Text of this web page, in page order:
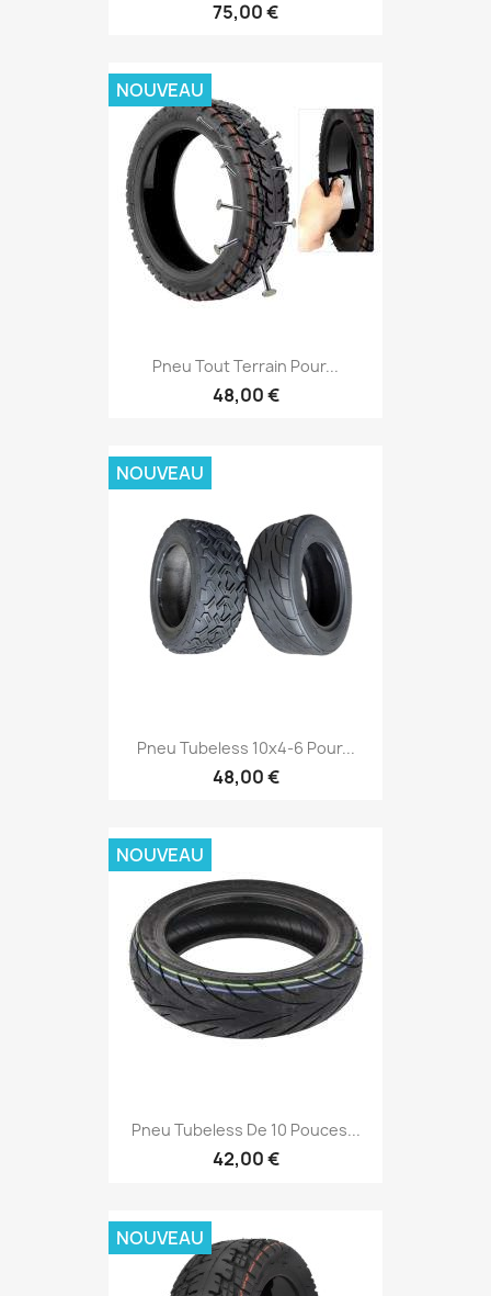
75,00 €
Pneu Tout Terrain Pour...
48,00 €
NOUVEAU
Pneu Tubeless 10x4-6 Pour...
48,00 €
NOUVEAU
Pneu Tubeless De 10 Pouces...
42,00 €
NOUVEAU
NOUVEAU